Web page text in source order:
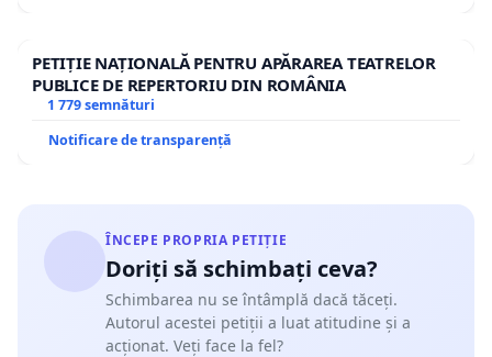
PETIȚIE NAȚIONALĂ PENTRU APĂRAREA TEATRELOR
PUBLICE DE REPERTORIU DIN ROMÂNIA
1 779 semnături
Notificare de transparență
ÎNCEPE PROPRIA PETIȚIE
Doriți să schimbați ceva?
Schimbarea nu se întâmplă dacă tăceți.
Autorul acestei petiții a luat atitudine și a
acționat. Veți face la fel?